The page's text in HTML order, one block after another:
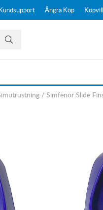
Ångra Köp
/ Simfenor Slide